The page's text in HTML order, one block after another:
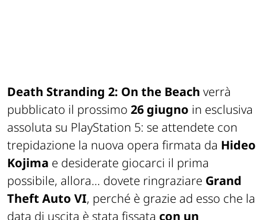
Death Stranding 2: On the Beach verrà
pubblicato il prossimo 26 giugno in esclusiva
assoluta su PlayStation 5: se attendete con
trepidazione la nuova opera firmata da Hideo
Kojima e desiderate giocarci il prima
possibile, allora… dovete ringraziare Grand
Theft Auto VI, perché è grazie ad esso che la
data di uscita è stata fissata con un